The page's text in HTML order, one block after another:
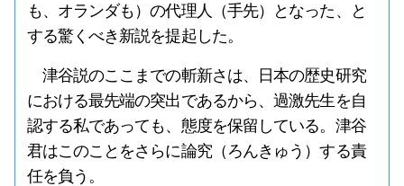
も、オランダも）の代理人（手先）となった、と
する驚くべき新説を提起した。
津谷説のここまでの斬新さは、日本の歴史研究
における最先端の突出であるから、過激先生を自
認する私であっても、態度を保留している。津谷
君はこのことをさらに論究（ろんきゅう）する責
任を負う。